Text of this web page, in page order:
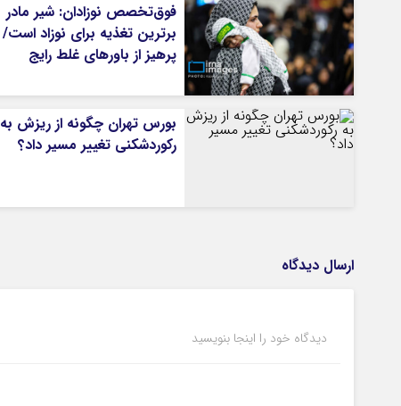
فوق‌تخصص نوزادان: شیر مادر
برترین تغذیه برای نوزاد است/
پرهیز از باورهای غلط رایج
بورس تهران چگونه از ریزش به
رکوردشکنی تغییر مسیر داد؟
ارسال دیدگاه
دیدگاه خود را اینجا بنویسید